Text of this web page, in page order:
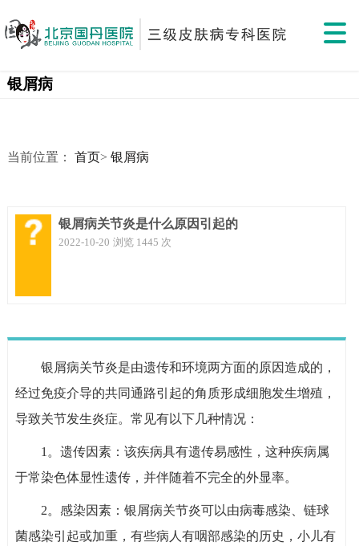
银屑病
当前位置： 首页> 银屑病
银屑病关节炎是什么原因引起的
2022-10-20 浏览 1445 次
银屑病关节炎是由遗传和环境两方面的原因造成的，
经过免疫介导的共同通路引起的角质形成细胞发生增殖，
导致关节发生炎症。常见有以下几种情况：
1。遗传因素：该疾病具有遗传易感性，这种疾病属
于常染色体显性遗传，并伴随着不完全的外显率。
2。感染因素：银屑病关节炎可以由病毒感染、链球
菌感染引起或加重，有些病人有咽部感染的历史，小儿有